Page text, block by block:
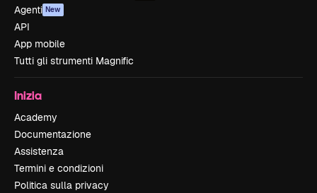
Agenti New
API
App mobile
Tutti gli strumenti Magnific
Inizia
Academy
Documentazione
Assistenza
Termini e condizioni
Politica sulla privacy